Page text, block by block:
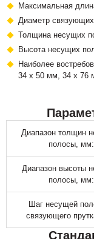
Максимальная
Диаметр
Толщина несущих
Высота несущих
Наиболее
34 х 50 мм, 34 х 76
Диапазон толщин
полосы, мм:
Диапазон высоты
полосы, мм:
Шаг несущей
связующего